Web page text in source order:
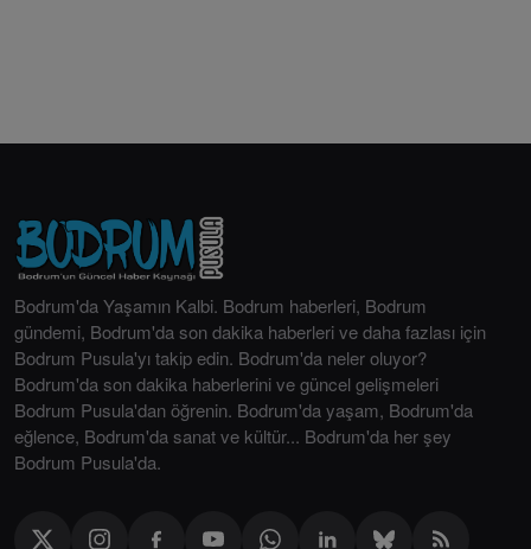
Bodrum'da Yaşamın Kalbi. Bodrum haberleri, Bodrum
gündemi, Bodrum'da son dakika haberleri ve daha fazlası için
Bodrum Pusula'yı takip edin. Bodrum'da neler oluyor?
Bodrum'da son dakika haberlerini ve güncel gelişmeleri
Bodrum Pusula'dan öğrenin. Bodrum'da yaşam, Bodrum'da
eğlence, Bodrum'da sanat ve kültür... Bodrum'da her şey
Bodrum Pusula'da.